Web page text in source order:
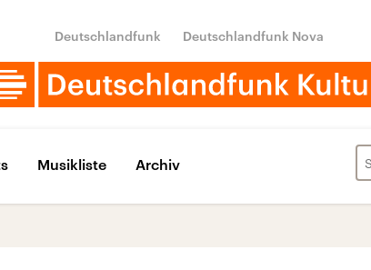
Deutschlandfunk Deutschlandfunk Nova
Musikliste Archiv